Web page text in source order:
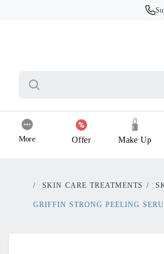
Make Up
Offer
More
/
SKIN CARE TREATMENTS
/
GRIFFIN STRONG PEELING